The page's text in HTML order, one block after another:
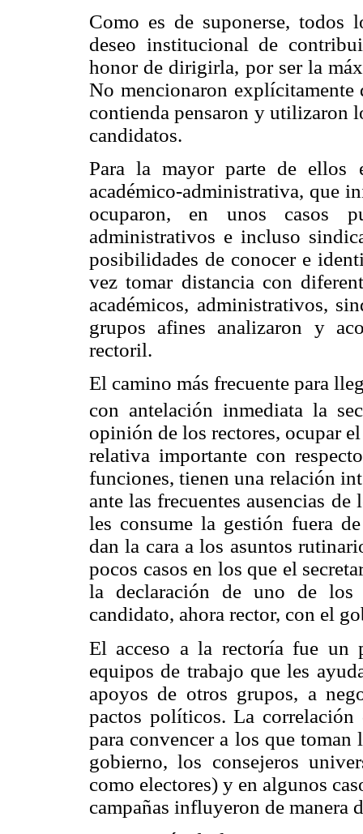
Como es de suponerse, todos
deseo institucional de
honor de dirigirla, por ser la
No mencionaron
contienda pensaron y utilizaron
candidatos.
Para la mayor parte de ellos
académico-administrativa, que
ocuparon, en unos casos
administrativos e incluso
posibilidades de conocer e
vez tomar distancia con
académicos, administrativos,
grupos afines analizaron y
rectoril.
El camino más frecuente para
con antelación inmediata la
opinión de los rectores, ocupar
relativa importante con
funciones, tienen una relación
ante las frecuentes ausencias
les consume la gestión fuera
dan la cara a los asuntos
pocos casos en los que el
la declaración de uno de los
candidato, ahora rector, con el
El acceso a la rectoría fue un
equipos de trabajo que les
apoyos de otros grupos, a
pactos políticos. La
para convencer a los que
gobierno, los consejeros
como electores) y en algunos
campañas influyeron de manera